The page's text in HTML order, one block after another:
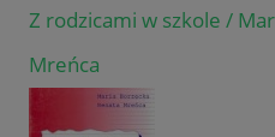
Z rodzicami w szkole /
Mreńca